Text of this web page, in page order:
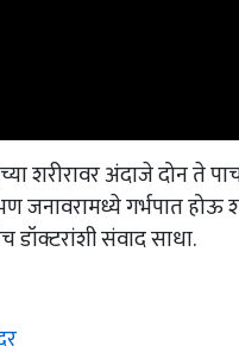
शरीरावर अंदाजे दोन ते
गर्भपात होऊ
संवाद साधा.